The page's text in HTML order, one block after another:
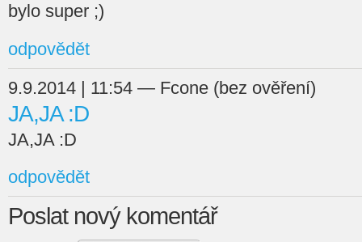
bylo super ;)
odpovědět
9.9.2014 | 11:54 — Fcone (bez ověření)
JA,JA :D
JA,JA :D
odpovědět
Poslat nový komentář